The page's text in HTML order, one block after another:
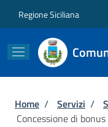
Regione Siciliana
Briciole di
Home / Servizi /
Concessione di